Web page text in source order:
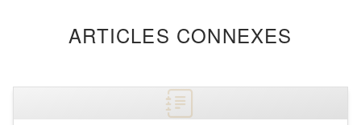
ARTICLES CONNEXES